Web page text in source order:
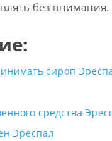
без внимания.
сироп
средства
Эреспал